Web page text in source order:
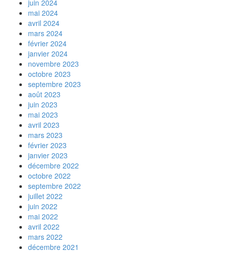
juin 2024
mai 2024
avril 2024
mars 2024
février 2024
janvier 2024
novembre 2023
octobre 2023
septembre 2023
août 2023
juin 2023
mai 2023
avril 2023
mars 2023
février 2023
janvier 2023
décembre 2022
octobre 2022
septembre 2022
juillet 2022
juin 2022
mai 2022
avril 2022
mars 2022
décembre 2021